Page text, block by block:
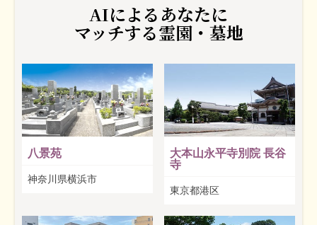
AIによるあなたに
マッチする霊園・墓地
八景苑
神奈川県横浜市
大本山永平寺別院 長谷
寺
東京都港区